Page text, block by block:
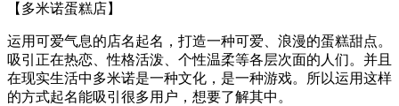
【多米诺蛋糕店】
运用可爱气息的店名起名，打造一种可爱、浪漫的蛋糕甜点。
吸引正在热恋、性格活泼、个性温柔等各层次面的人们。并且
在现实生活中多米诺是一种文化，是一种游戏。所以运用这样
的方式起名能吸引很多用户，想要了解其中。